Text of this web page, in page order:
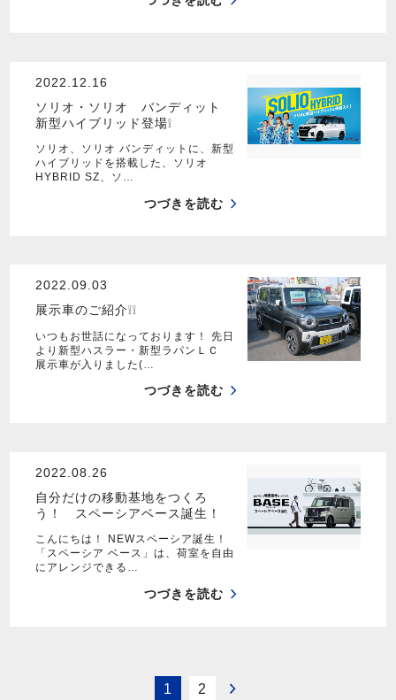
2022.12.16
ソリオ・ソリオ バンディット
新型ハイブリッド登場❕
ソリオ、ソリオ バンディットに、新型
ハイブリッドを搭載した、ソリオ
HYBRID SZ、ソ…
つづきを読む
2022.09.03
展示車のご紹介❕❕
いつもお世話になっております！ 先日
より新型ハスラー・新型ラパンＬＣ
展示車が入りました(…
つづきを読む
2022.08.26
自分だけの移動基地をつくろ
う！ スペーシアベース誕生！
こんにちは！ NEWスペーシア誕生！
「スペーシア ベース」は、荷室を自由
にアレンジできる…
つづきを読む
1 2